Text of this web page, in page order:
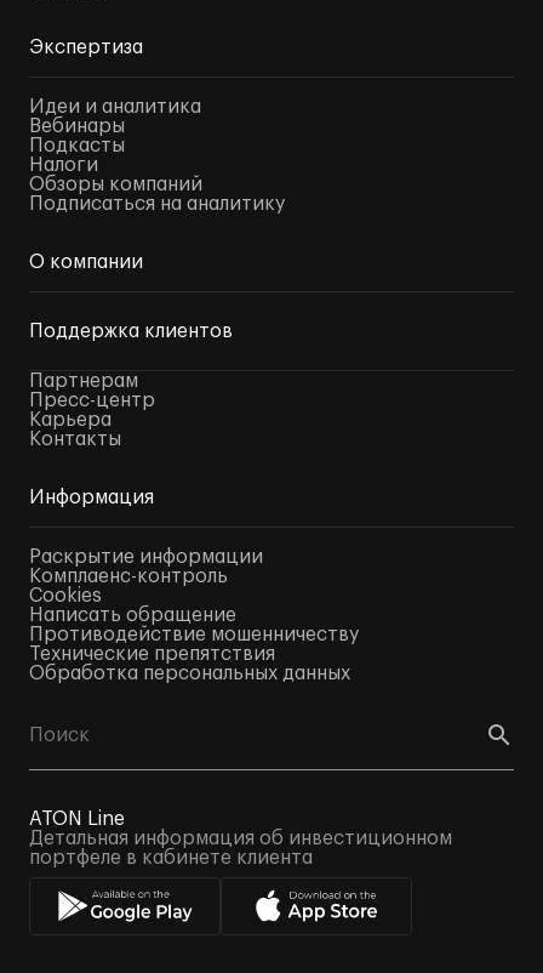
Экспертиза
Идеи и аналитика
Вебинары
Подкасты
Налоги
Обзоры компаний
Подписаться на аналитику
О компании
Поддержка клиентов
Партнерам
Пресс-центр
Карьера
Контакты
Информация
Раскрытие информации
Комплаенс-контроль
Cookies
Написать обращение
Противодействие мошенничеству
Технические препятствия
Обработка персональных данных
ATON Line
Детальная информация об инвестиционном
портфеле в кабинете клиента